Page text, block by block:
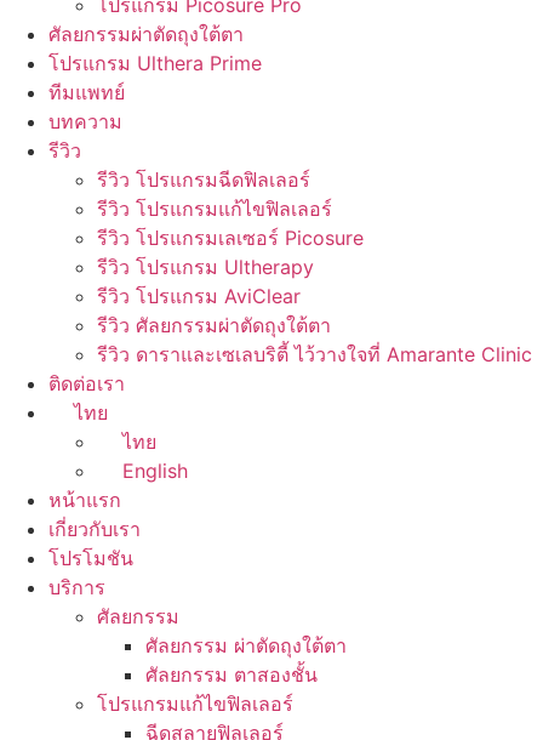
โปรแกรม Picosure Pro
ศัลยกรรมผ่าตัดถุงใต้ตา
โปรแกรม Ulthera Prime
ทีมแพทย์
บทความ
รีวิว
รีวิว โปรแกรมฉีดฟิลเลอร์
รีวิว โปรแกรมแก้ไขฟิลเลอร์
รีวิว โปรแกรมเลเซอร์ Picosure
รีวิว โปรแกรม Ultherapy
รีวิว โปรแกรม AviClear
รีวิว ศัลยกรรมผ่าตัดถุงใต้ตา
รีวิว ดาราและเซเลบริตี้ ไว้วางใจที่ Amarante Clinic
ติดต่อเรา
ไทย
ไทย
English
หน้าแรก
เกี่ยวกับเรา
โปรโมชัน
บริการ
ศัลยกรรม
ศัลยกรรม ผ่าตัดถุงใต้ตา
ศัลยกรรม ตาสองชั้น
โปรแกรมแก้ไขฟิลเลอร์
ฉีดสลายฟิลเลอร์